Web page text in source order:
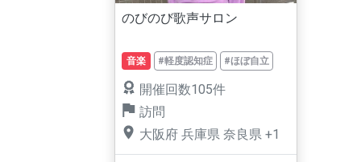
のびのび歌声サロン
音楽 #軽度認知症 #ほぼ自立
開催回数105件
訪問
大阪府 兵庫県 奈良県 +1